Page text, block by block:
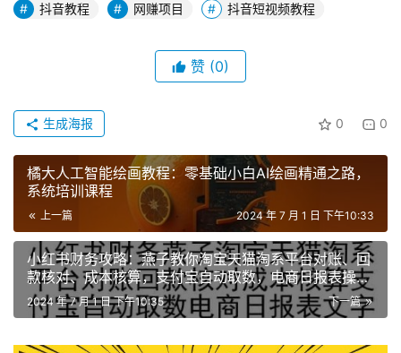
抖音教程 网赚项目 抖音短视频教程
赞 (0)
0 0
生成海报
橘大人工智能绘画教程：零基础小白AI绘画精通之路，
系统培训课程
上一篇 2024 年 7 月 1 日 下午10:33
小红书财务攻略：燕子教你淘宝天猫淘系平台对账、回
款核对、成本核算，支付宝自动取数，电商日报表操作
指南
下一篇
2024 年 7 月 1 日 下午10:35